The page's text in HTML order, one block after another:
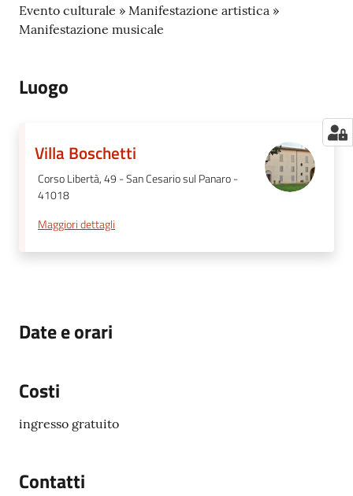
Evento culturale » Manifestazione artistica »
Manifestazione musicale
Luogo
Villa Boschetti
Corso Libertà, 49 - San Cesario sul Panaro -
41018
Maggiori dettagli
Date e orari
Costi
ingresso gratuito
Contatti